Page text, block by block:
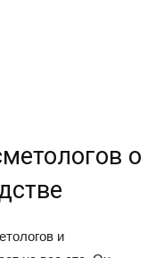
о
и